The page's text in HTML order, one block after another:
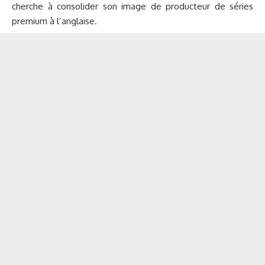
cherche à consolider son image de producteur de séries
premium à l’anglaise.